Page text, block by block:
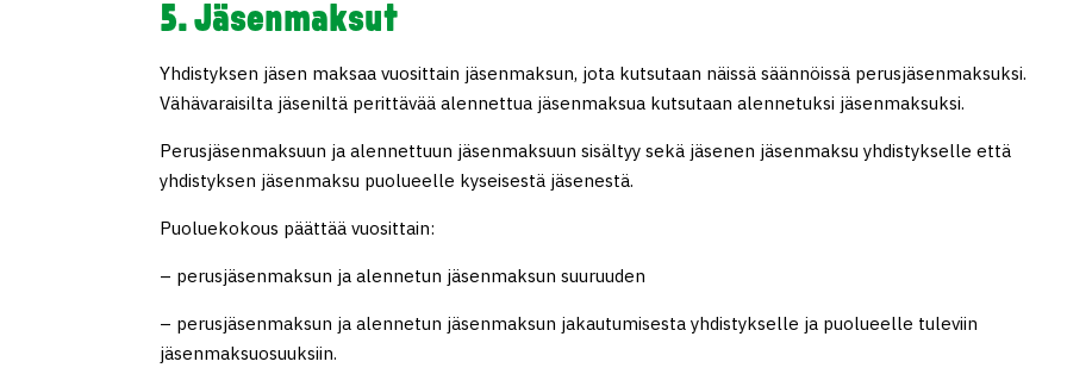
5. Jäsenmaksut
Yhdistyksen jäsen maksaa vuosittain jäsenmaksun, jota kutsutaan näissä säännöissä perusjäsenmaksuksi.
Vähävaraisilta jäseniltä perittävää alennettua jäsenmaksua kutsutaan alennetuksi jäsenmaksuksi.
Perusjäsenmaksuun ja alennettuun jäsenmaksuun sisältyy sekä jäsenen jäsenmaksu yhdistykselle että
yhdistyksen jäsenmaksu puolueelle kyseisestä jäsenestä.
Puoluekokous päättää vuosittain:
– perusjäsenmaksun ja alennetun jäsenmaksun suuruuden
– perusjäsenmaksun ja alennetun jäsenmaksun jakautumisesta yhdistykselle ja puolueelle tuleviin
jäsenmaksuosuuksiin.